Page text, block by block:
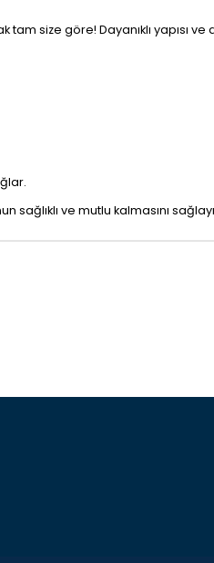
tam size göre! Dayanıklı yapısı
sağlıklı ve mutlu kalmasını